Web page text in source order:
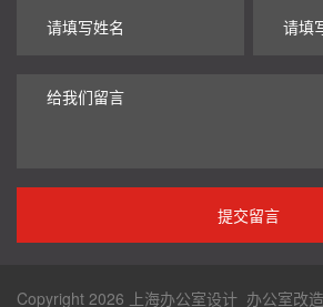
Copyright 2026 上海办公室设计_办公室改